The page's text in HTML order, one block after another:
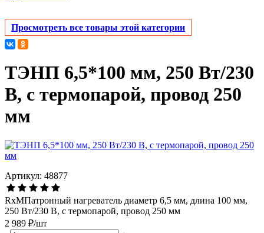
Просмотреть все товары этой категории
ТЭНП 6,5*100 мм, 250 Вт/230
В, с термопарой, провод 250
мм
Артикул: 48877
RxMПатронный нагреватель диаметр 6,5 мм, длина 100 мм,
250 Вт/230 В, с термопарой, провод 250 мм
2 989 ₽/шт